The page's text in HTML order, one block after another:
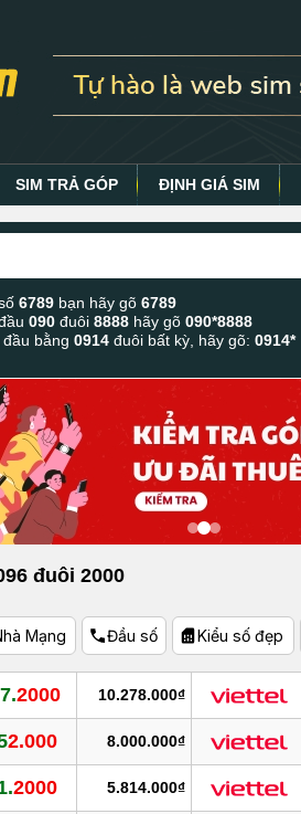
SIM TRẢ GÓP ĐỊNH GIÁ SIM
6789 bạn hãy gõ6789
090đuôi8888 hãy gõ090*8888
đầu bằng0914 đuôi bất kỳ, hãy gõ:0914*
đuôi 2000
Mạng Đầu số Kiểu số đẹp
2000 10.278.000₫
2.000 8.000.000₫
2000 5.814.000₫